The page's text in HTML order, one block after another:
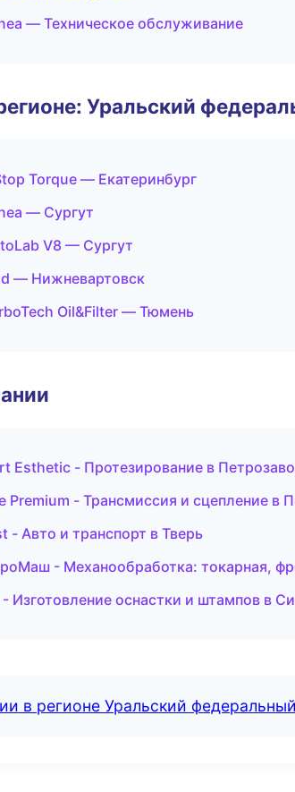
— Техническое обслуживание
Уральский
Torque — Екатеринбург
— Сургут
V8 — Сургут
— Нижневартовск
Oil&Filter — Тюмень
Esthetic - Протезирование в
Premium - Трансмиссия и сцепление в
- Авто и транспорт в Тверь
- Механообработка: токарная,
Изготовление оснастки и штампов в
в регионе Уральский